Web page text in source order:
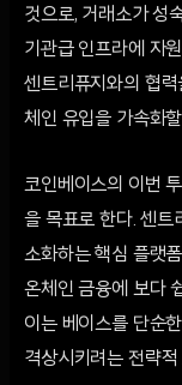
것으로, 거래소가 성
기관급 인프라에 자
센트리퓨지와의 협
체인 유입을 가속화
코인베이스의 이번
을 목표로 한다. 센트
소화하는 핵심 플랫
온체인 금융에 보다
이는 베이스를 단순
격상시키려는 전략적